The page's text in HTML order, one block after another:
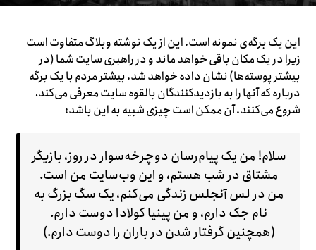
این یک برگه‌ی نمونه است. این از یک نوشته وبلاگ متفاوت است
زیرا در یک مکان باقی خواهد ماند و در راهبری سایت شما (در
بیشتر پوسته‌ها) نشان داده خواهد شد. بیشتر مردم با یک برگه
درباره که آنها را به بازدیدکنندگان بالقوه سایت معرفی می‌کند،
شروع می‌کنند. آن ممکن است چیزی شبیه به این باشد:
سلام! من یک پیام‌رسان دوچرخه‌سوار در روز، بازیگر
مشتاق در شب هستم، و این وب‌سایت من است.
من در لس آنجلس زندگی می‌کنم، یک سگ بزرگ به
نام جک دارم، و من پینیا کولادا دوست دارم.
(همچنین گرفتار شدن در باران را دوست دارم.)